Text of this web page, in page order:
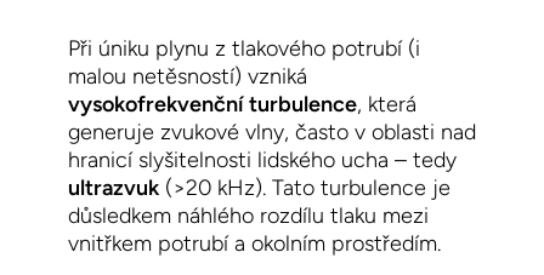
Při úniku plynu z tlakového potrubí (i
malou netěsností) vzniká
vysokofrekvenční turbulence, která
generuje zvukové vlny, často v oblasti nad
hranicí slyšitelnosti lidského ucha – tedy
ultrazvuk(>20 kHz). Tato turbulence je
důsledkem náhlého rozdílu tlaku mezi
vnitřkem potrubí a okolním prostředím.